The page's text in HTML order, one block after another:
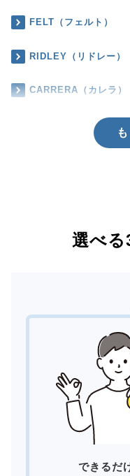
FELT（フェルト）
RIDLEY（リドレー）
CARRERA（カレラ）
選べる
できるだ